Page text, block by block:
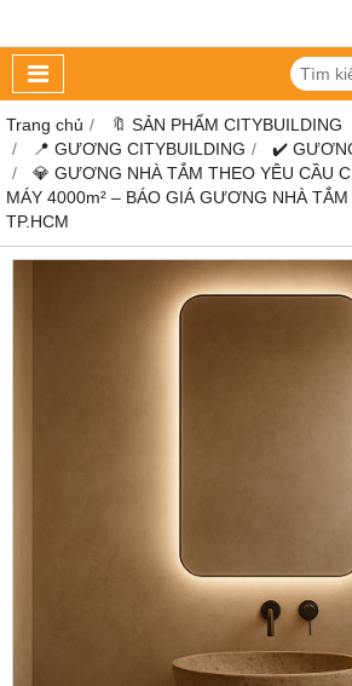
Trang chủ
🔖 SẢN PHẨM CITYBUILDING
📍 GƯƠNG CITYBUILDING
✔️
💎 GƯƠNG NHÀ TẮM THEO YÊU CẦU
MÁY 4000m² – BÁO GIÁ GƯƠNG NHÀ
TP.HCM